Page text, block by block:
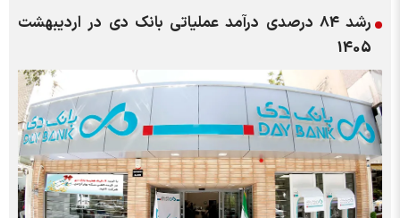
رشد 84 درصدی درآمد عملیاتی بانک دی در اردیبهشت
1405